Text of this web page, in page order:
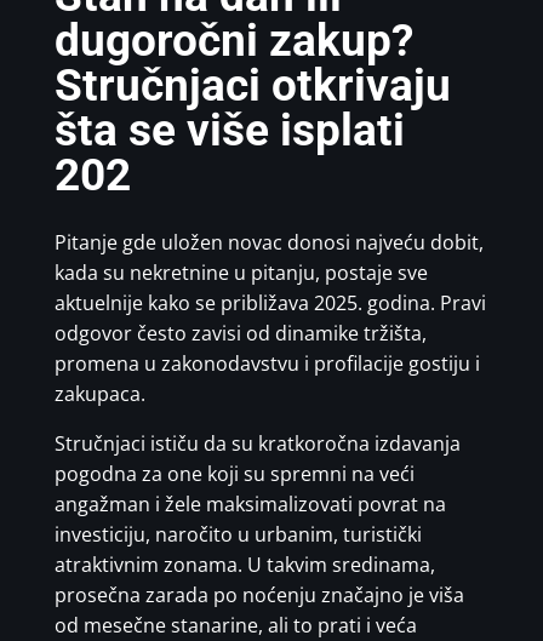
dugoročni zakup?
Stručnjaci otkrivaju
šta se više isplati
202
Pitanje gde uložen novac donosi najveću dobit,
kada su nekretnine u pitanju, postaje sve
aktuelnije kako se približava 2025. godina. Pravi
odgovor često zavisi od dinamike tržišta,
promena u zakonodavstvu i profilacije gostiju i
zakupaca.
Stručnjaci ističu da su kratkoročna izdavanja
pogodna za one koji su spremni na veći
angažman i žele maksimalizovati povrat na
investiciju, naročito u urbanim, turistički
atraktivnim zonama. U takvim sredinama,
prosečna zarada po noćenju značajno je viša
od mesečne stanarine, ali to prati i veća